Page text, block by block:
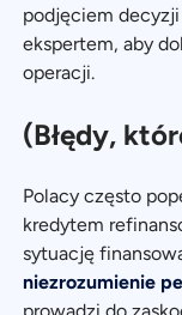
podjęciem
ekspertem, aby
operacji.
(Błędy,
Polacy często
kredytem
sytuację
niezrozumienie